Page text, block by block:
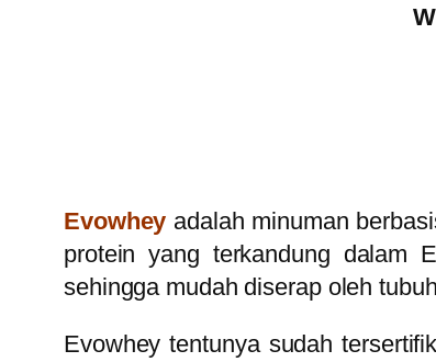
Evowhey adalah minuman
protein yang terkandung dalam
sehingga mudah diserap oleh
Evowhey tentunya sudah